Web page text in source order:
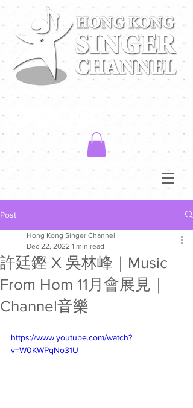
Post
許廷鏗 X 吳林峰｜Music
From Hom 11月會展見｜
Channel音樂
Hong Kong Singer Channel
Dec 22, 2022 1 min read
https://www.youtube.com/watch?
v=W0KWPqNo31U